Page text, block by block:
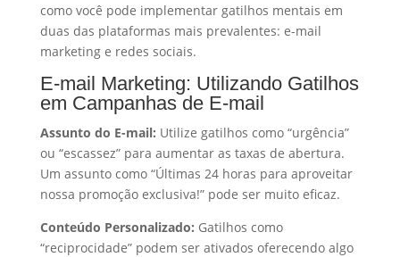
como você pode implementar gatilhos mentais em
duas das plataformas mais prevalentes: e-mail
marketing e redes sociais.
E-mail Marketing: Utilizando Gatilhos
em Campanhas de E-mail
Assunto do E-mail: Utilize gatilhos como “urgência”
ou “escassez” para aumentar as taxas de abertura.
Um assunto como “Últimas 24 horas para aproveitar
nossa promoção exclusiva!” pode ser muito eficaz.
Conteúdo Personalizado: Gatilhos como
“reciprocidade” podem ser ativados oferecendo algo